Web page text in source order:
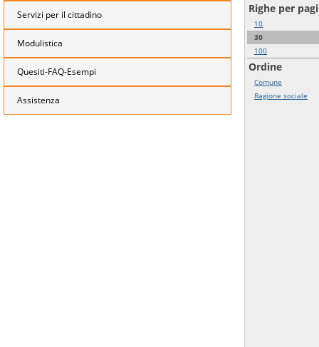
Servizi per il cittadino
Modulistica
Quesiti-FAQ-Esempi
Assistenza
Righe per
10
30
100
Ordine
Comune
Ragione sociale